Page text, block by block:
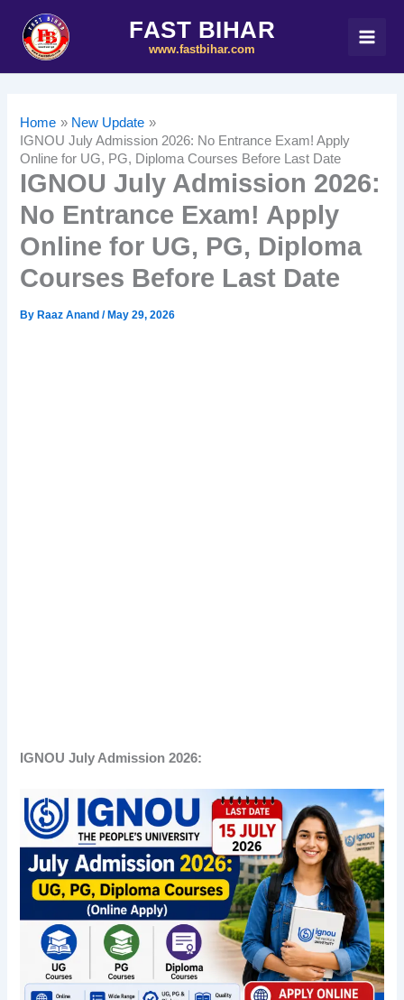
content
FAST BIHAR
www.fastbihar.com
Home
New Update
IGNOU July Admission 2026: No Entrance Exam! Apply
Online for UG, PG, Diploma Courses Before Last Date
IGNOU July Admission 2026:
No Entrance Exam! Apply
Online for UG, PG, Diploma
Courses Before Last Date
By Raaz Anand/ May 29, 2026
IGNOU July Admission 2026: